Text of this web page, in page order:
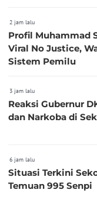
2 jam lalu
Profil Muhammad
Viral No Justice,
Sistem Pemilu
3 jam lalu
Reaksi Gubernur DKI Ada 995
dan Narkoba di
6 jam lalu
Situasi Terkini
Temuan 995 Senpi